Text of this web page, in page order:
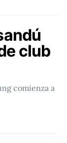
club
comienza a